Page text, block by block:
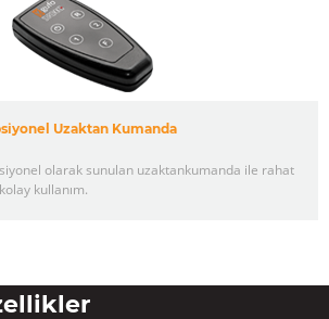
Uzaktan Kumanda
olarak sunulan uzaktankumanda ile rahat
kullanım.